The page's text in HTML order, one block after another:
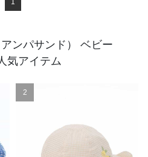
1
ンパサンド） ベビー
気アイテム
2